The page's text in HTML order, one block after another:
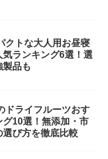
クトな大人用お昼寝
ランキング6選！選
品も
ドライフルーツおす
10選！無添加・市
選び方を徹底比較